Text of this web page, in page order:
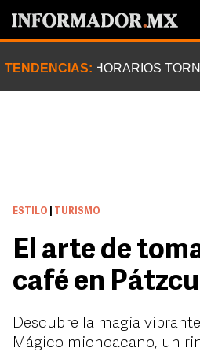
TENDENCIAS: HORARIOS
ESTILO TURISMO
El arte de
café en
Descubre la magia
Mágico michoacano, un